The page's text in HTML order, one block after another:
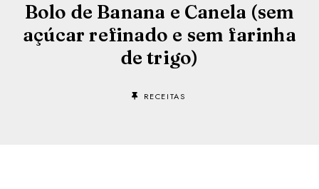
Bolo de Banana e Canela (sem
açúcar refinado e sem farinha
de trigo)
RECEITAS